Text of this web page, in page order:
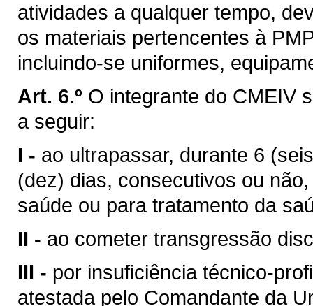
atividades a qualquer tempo,
os materiais pertencentes à
incluindo-se uniformes,
Art. 6.º O integrante do CMEIV
a seguir:
I - ao ultrapassar, durante 6
(dez) dias, consecutivos ou
saúde ou para tratamento da
II - ao cometer transgressão
III - por insuficiência técnico-
atestada pelo Comandante da